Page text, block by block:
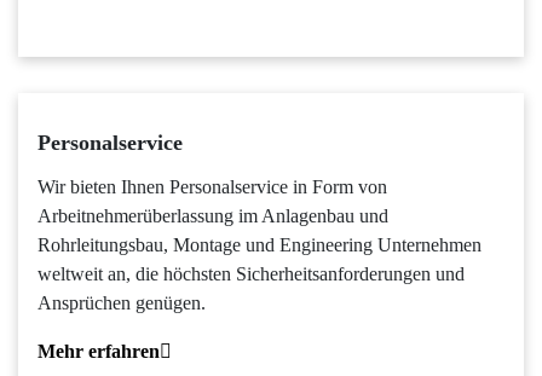
Personalservice
Wir bieten Ihnen Personalservice in Form von
Arbeitnehmerüberlassung im Anlagenbau und
Rohrleitungsbau, Montage und Engineering Unternehmen
weltweit an, die höchsten Sicherheitsanforderungen und
Ansprüchen genügen.
Mehr erfahren